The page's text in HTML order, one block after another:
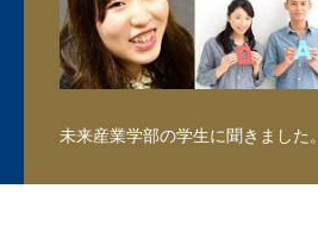
未来産業学部の学生に聞きました。